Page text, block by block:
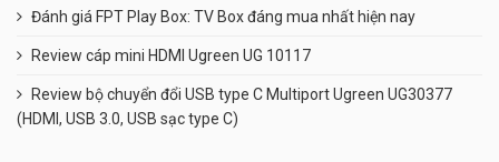
Đánh giá FPT Play Box: TV Box đáng mua nhất hiện nay
Review cáp mini HDMI Ugreen UG 10117
Review bộ chuyển đổi USB type C Multiport Ugreen UG30377
(HDMI, USB 3.0, USB sạc type C)